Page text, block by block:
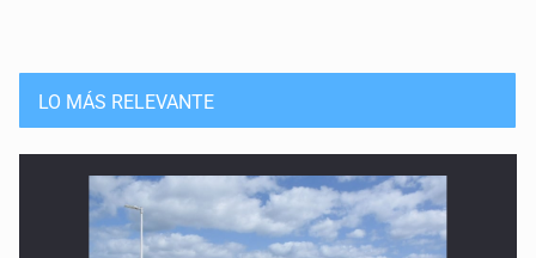
LO MÁS RELEVANTE